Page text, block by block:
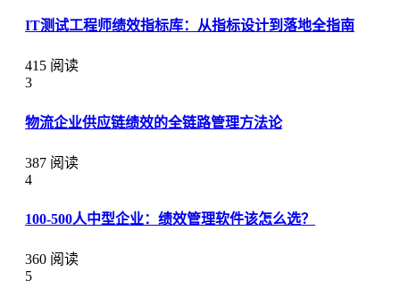
IT测试工程师绩效指标库：从指标设计到落地全指南
415 阅读
3
物流企业供应链绩效的全链路管理方法论
387 阅读
4
100-500人中型企业：绩效管理软件该怎么选？
360 阅读
5